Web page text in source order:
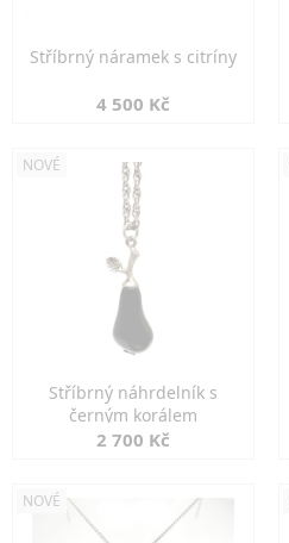
Stříbrný náramek s citríny
4 500 Kč
NOVÉ
Stříbrný náhrdelník s
černým korálem
2 700 Kč
NOVÉ